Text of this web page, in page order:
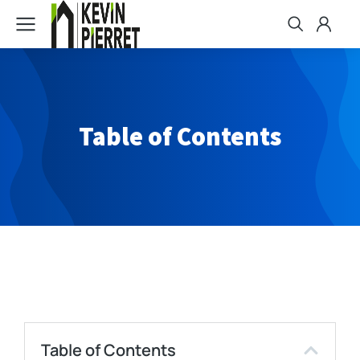
Table of Contents
Table of Contents